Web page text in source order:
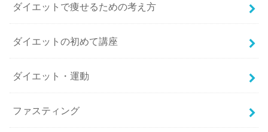
ダイエットで痩せるための考え方
ダイエットの初めて講座
ダイエット・運動
ファスティング